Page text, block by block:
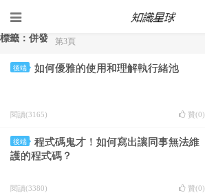
標籤：併發 第3頁
後端 如何優雅的使用和理解執行緒池
閱讀(3165) 贊(0)
後端
程式碼鬼才！如何寫出讓同事無法維
護的程式碼？
閱讀(3380) 贊(0)